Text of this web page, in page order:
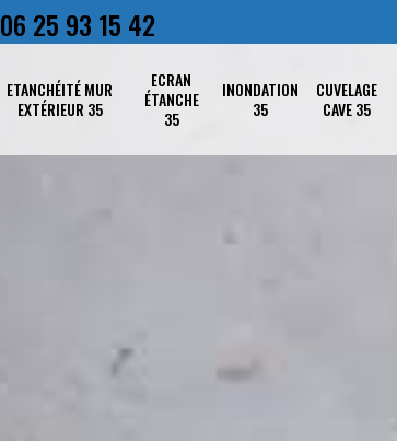
06 25 93 15 42
ETANCHÉITÉ MUR
EXTÉRIEUR 35
ECRAN
ÉTANCHE
35
INONDATION
35
CUVELAGE
CAVE 35